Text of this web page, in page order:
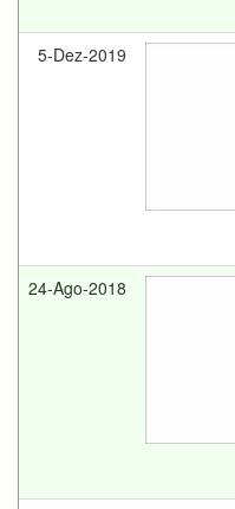
5-Dez-2019
24-Ago-2018